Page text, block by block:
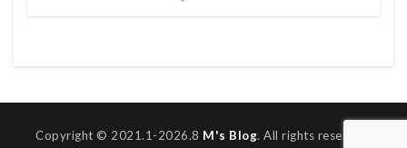
Copyright © 2021.1-2026.8 M's Blog. All rights reserved.